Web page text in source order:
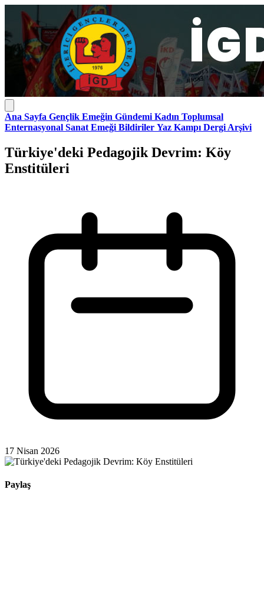
Ana Sayfa Gençlik Emeğin Gündemi Kadın Toplumsal
Enternasyonal Sanat Emeği Bildiriler Yaz Kampı Dergi Arşivi
Türkiye'deki Pedagojik Devrim: Köy
Enstitüleri
17 Nisan 2026
Paylaş